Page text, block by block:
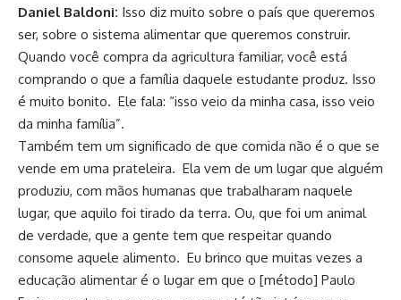
Daniel Baldoni: Isso diz muito sobre o país que queremos
ser, sobre o sistema alimentar que queremos construir.
Quando você compra da agricultura familiar, você está
comprando o que a família daquele estudante produz. Isso
é muito bonito. Ele fala: “isso veio da minha casa, isso veio
da minha família”.
Também tem um significado de que comida não é o que se
vende em uma prateleira. Ela vem de um lugar que alguém
produziu, com mãos humanas que trabalharam naquele
lugar, que aquilo foi tirado da terra. Ou, que foi um animal
de verdade, que a gente tem que respeitar quando
consome aquele alimento. Eu brinco que muitas vezes a
educação alimentar é o lugar em que o [método] Paulo